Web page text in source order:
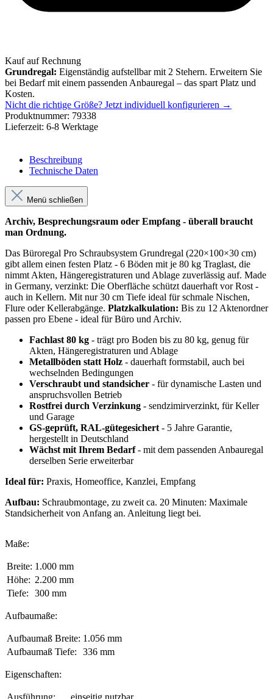
Kauf auf Rechnung
Grundregal: Eigenständig aufstellbar mit 2 Stehern. Erweitern Sie
bei Bedarf mit einem passenden Anbauregal – das spart Platz und
Kosten.
Nicht die richtige Größe? Jetzt individuell konfigurieren →
Produktnummer: 79338
Lieferzeit: 6-8 Werktage
Beschreibung
Technische Daten
Menü schließen
Archiv, Besprechungsraum oder Empfang - überall braucht
man Ordnung.
Das Büroregal Pro Schraubsystem Grundregal (220×100×30 cm)
gibt allem einen festen Platz - 6 Böden mit je 80 kg Traglast, die
nimmt Akten, Hängeregistraturen und Ablage zuverlässig auf. Made
in Germany, verzinkt: Die Oberfläche schützt dauerhaft vor Rost -
auch in Kellern. Mit nur 30 cm Tiefe ideal für schmale Nischen,
Flure oder Kellerabgänge. Platzkalkulation: Bis zu 12 Aktenordner
passen pro Ebene - ideal für Büro und Archiv.
Fachlast 80 kg - trägt pro Boden bis zu 80 kg, genug für
Akten, Hängeregistraturen und Ablage
Metallböden statt Holz - dauerhaft formstabil, auch bei
wechselnden Bedingungen
Verschraubt und standsicher - für dynamische Lasten und
anspruchsvollen Betrieb
Rostfrei durch Verzinkung - sendzimirverzinkt, für Keller
und Garage
GS-geprüft, RAL-gütegesichert- 5 Jahre Garantie,
hergestellt in Deutschland
Wächst mit Ihrem Bedarf- mit dem passenden Anbauregal
derselben Serie erweiterbar
Ideal für: Praxis, Homeoffice, Kanzlei, Empfang
Aufbau: Schraubmontage, zu zweit ca. 20 Minuten: Maximale
Standsicherheit von Anfang an. Anleitung liegt bei.
Maße:
Breite: 1.000 mm
Höhe: 2.200 mm
Tiefe:
300 mm
Aufbaumaße:
Aufbaumaß Breite: 1.056 mm
Aufbaumaß Tiefe:
336 mm
Eigenschaften: